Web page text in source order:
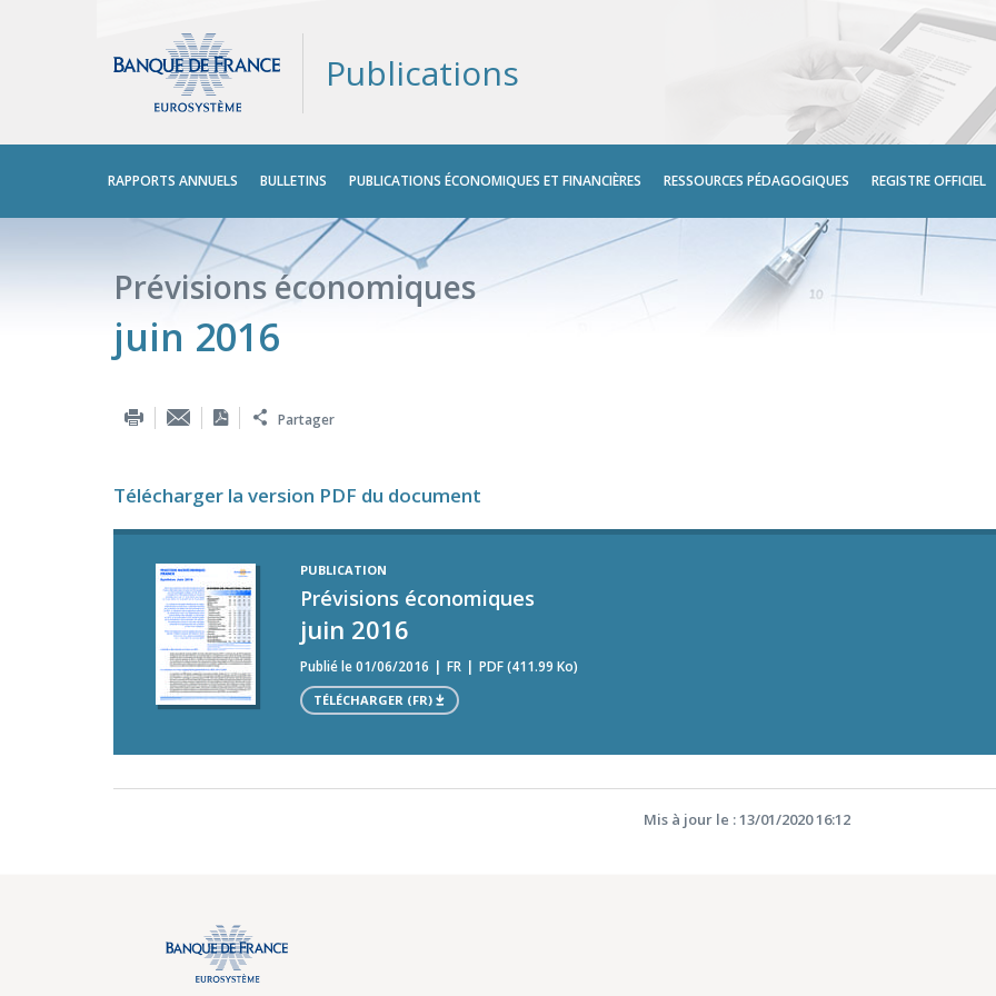
Publications
principal
RAPPORTS ANNUELS BULLETINS PUBLICATIONS ÉCONOMIQUES ET FINANCIÈRES RESSOURCES PÉDAGOGIQUES REGISTRE OFFICIEL
Prévisions économiques
juin 2016
Partager
Télécharger la version PDF du document
PUBLICATION
Prévisions économiques
juin 2016
Publié le 01/06/2016 FR PDF (411.99 Ko)
TÉLÉCHARGER (FR)
Mis à jour le : 13/01/2020 16:12